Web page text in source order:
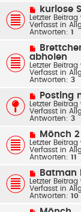
ge
i
t
r
a
g
N
e
u
e
r
B
e
i
t
r
a
kuriose
Letzter
Verfasst in
Antworten: 1
N
e
u
e
r
B
t
r
a
abholen
Letzter
Verfasst in
Antworten: 3
N
e
u
e
r
B
e
i
t
r
Posting
Letzter
Verfasst in
Antworten: 3
N
e
u
e
r
B
e
i
t
r
Mönch 2
Letzter
Verfasst in
Antworten: 11
N
e
u
e
r
B
Batman
Letzter
Verfasst in
Antworten: 10
N